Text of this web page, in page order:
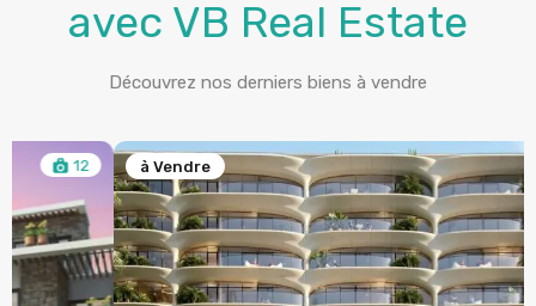
avec VB Real Estate
Découvrez nos derniers biens à vendre
à Vendre